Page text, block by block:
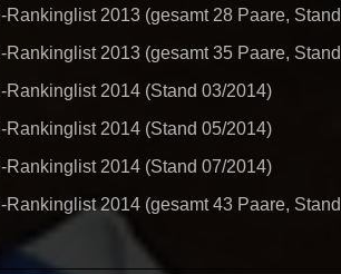
Rankinglist 2013 (gesamt 28 Paare,
Rankinglist 2013 (gesamt 35 Paare,
Rankinglist 2014 (Stand 03/2014)
Rankinglist 2014 (Stand 05/2014)
Rankinglist 2014 (Stand 07/2014)
Rankinglist 2014 (gesamt 43 Paare,